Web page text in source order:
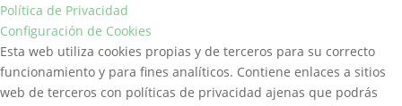
Política de Privacidad
Configuración de Cookies
Esta web utiliza cookies propias y de terceros para su correcto
funcionamiento y para fines analíticos. Contiene enlaces a sitios
web de terceros con políticas de privacidad ajenas que podrás